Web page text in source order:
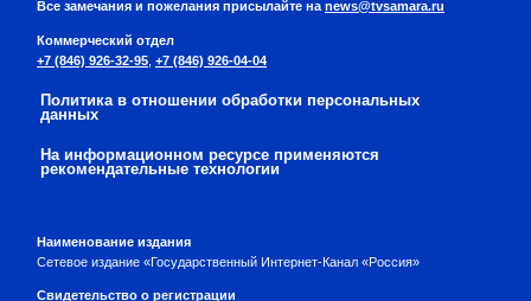
Все замечания и пожелания присылайте наnews@tvsamara.ru
Коммерческий отдел
+7 (846) 926-32-95 +7 (846) 926-04-04
Политика в отношении обработки персональных
данных
На информационном ресурсе применяются
рекомендательные технологии
Наименование издания
Сетевое издание «Государственный Интернет-Канал «Россия»
Свидетельство о регистрации